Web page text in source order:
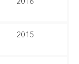
2016
2015